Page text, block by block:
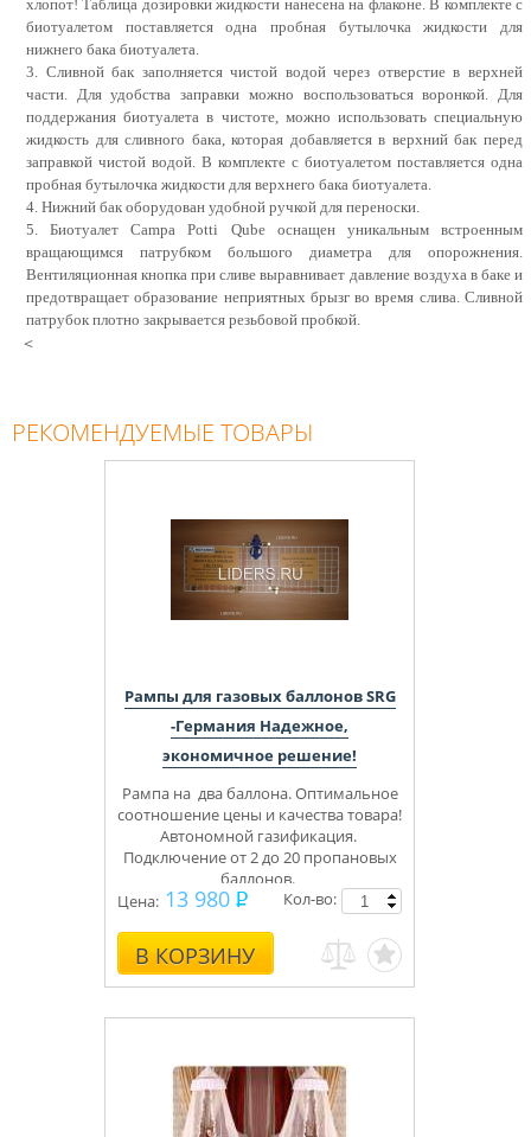
хлопот! Таблица дозировки жидкости нанесена на флаконе. В комплекте с
биотуалетом поставляется одна пробная бутылочка жидкости для
нижнего бака биотуалета.
3. Сливной бак заполняется чистой водой через отверстие в верхней
части. Для удобства заправки можно воспользоваться воронкой. Для
поддержания биотуалета в чистоте, можно использовать специальную
жидкость для сливного бака, которая добавляется в верхний бак перед
заправкой чистой водой. В комплекте с биотуалетом поставляется одна
пробная бутылочка жидкости для верхнего бака биотуалета.
4. Нижний бак оборудован удобной ручкой для переноски.
5. Биотуалет CampaPotti Qubeоснащен уникальным встроенным
вращающимся патрубком большого диаметра для опорожнения.
Вентиляционная кнопка при сливе выравнивает давление воздуха в баке и
предотвращает образование неприятных брызг во время слива. Сливной
патрубок плотно закрывается резьбовой пробкой.
<
РЕКОМЕНДУЕМЫЕ ТОВАРЫ
Рампы для газовых баллонов SRG
-Германия Надежное,
экономичное решение!
Рампа на два баллона.Оптимальное
соотношение цены и качества товара!
Автономной газификация.
Подключение от 2 до 20 пропановых
баллонов.
30-42 mbar
Цена: 13 980
В КОРЗИНУ
Кол-во: